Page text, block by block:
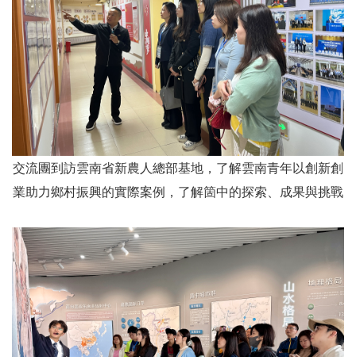
交流團到訪雲南省新農人總部基地，了解雲南青年以創新創
業助力鄉村振興的實際案例，了解箇中的探索、成果與挑戰